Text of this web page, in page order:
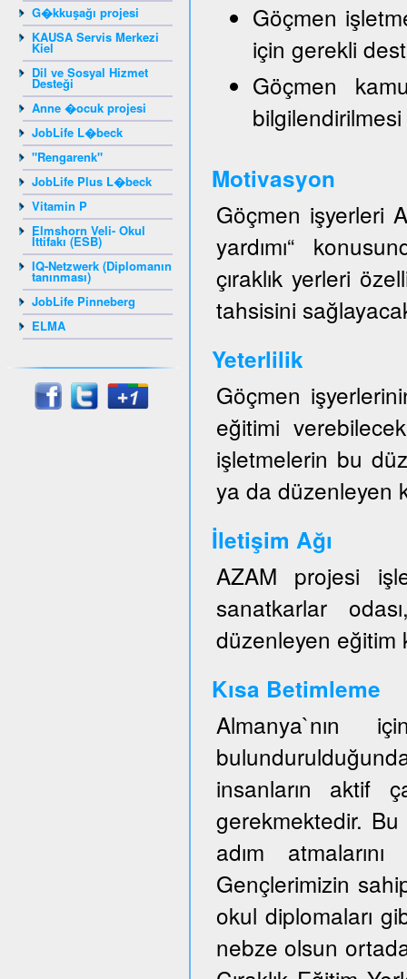
G�kkuşağı projesi
KAUSA Servis Merkezi
Kiel
Dil ve Sosyal Hizmet
Desteği
Anne �ocuk projesi
JobLife L�beck
"Rengarenk"
JobLife Plus L�beck
Vitamin P
Elmshorn Veli- Okul
İttifakı (ESB)
IQ-Netzwerk (Diplomanın
tanınması)
JobLife Pinneberg
ELMA
Göçmen
için gerekli
Göçmen
bilgilendirilmesi
Motivasyon
Göçmen işyerleri
yardımı“
çıraklık yerleri
tahsisini
Yeterlilik
Göçmen
eğitimi
işletmelerin bu
ya da düzenleyen
İletişim Ağı
AZAM projesi
sanatkarlar
düzenleyen eğitim
Kısa Betimleme
Almanya`nın
insanların aktif
gerekmektedir.
adım
Gençlerimizin
okul diplomaları
nebze olsun